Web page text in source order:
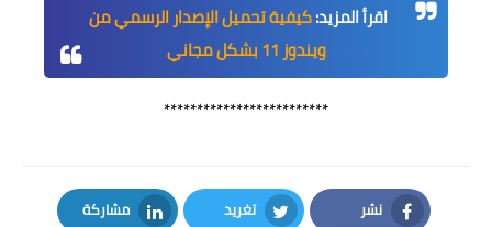
اقرأ المزيد:كيفية تحميل الإصدار الرسمي من
ويندوز 11 بشكل مجاني
*************************
نشر تغريد مشاركة